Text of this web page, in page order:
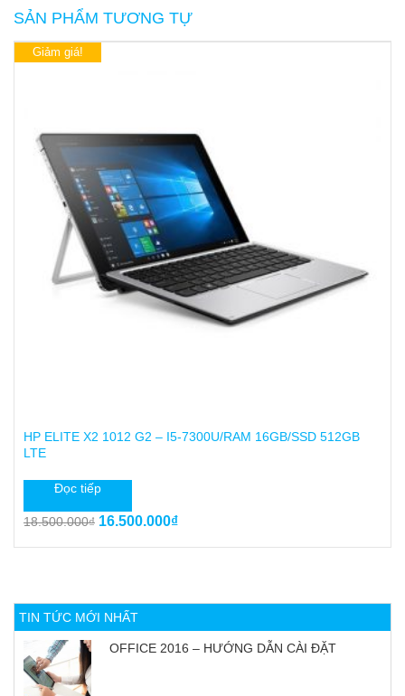
SẢN PHẨM TƯƠNG TỰ
Giảm giá!
HP ELITE X2 1012 G2 – I5-7300U/RAM 16GB/SSD 512GB
LTE
Đọc tiếp
18.500.000₫ Giá
16.500.000₫Giá
TIN TỨC MỚI NHẤT
OFFICE 2016 – HƯỚNG DẪN CÀI ĐẶT